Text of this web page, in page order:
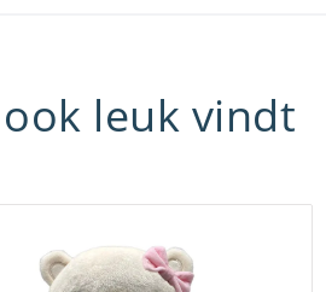
leuk vindt